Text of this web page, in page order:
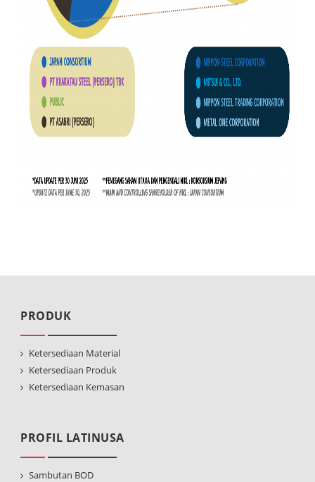
PRODUK
Ketersediaan Material
Ketersediaan Produk
Ketersediaan Kemasan
PROFIL LATINUSA
Sambutan BOD